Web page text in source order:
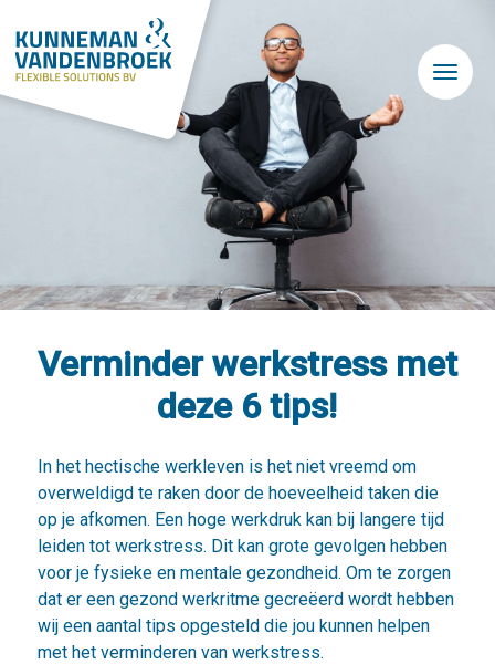
Verminder werkstress met
deze 6 tips!
In het hectische werkleven is het niet vreemd om
overweldigd te raken door de hoeveelheid taken die
op je afkomen. Een hoge werkdruk kan bij langere tijd
leiden tot werkstress. Dit kan grote gevolgen hebben
voor je fysieke en mentale gezondheid. Om te zorgen
dat er een gezond werkritme gecreëerd wordt hebben
wij een aantal tips opgesteld die jou kunnen helpen
met het verminderen van werkstress.